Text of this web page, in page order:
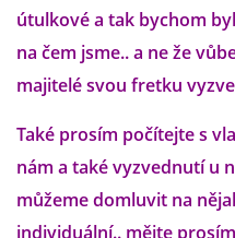
JEDNA ČÍ VÍCE FRETEK?
KASTRACE
STRAVA
útulkové a tak bychom
na čem jsme.. a ne že
majitelé svou fretku
Také prosím počítejte s
nám a také vyzvednutí u
můžeme domluvit na
individuální.. mějte